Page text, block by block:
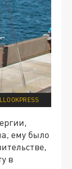
ему было
в